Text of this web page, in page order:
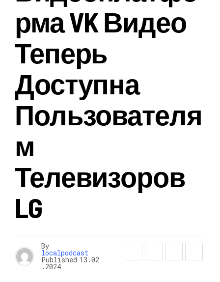
Рма VK Видео
Теперь
Доступна
Пользователя
М
Телевизоров
LG
By
localpodcast
Published 13.02
.2024